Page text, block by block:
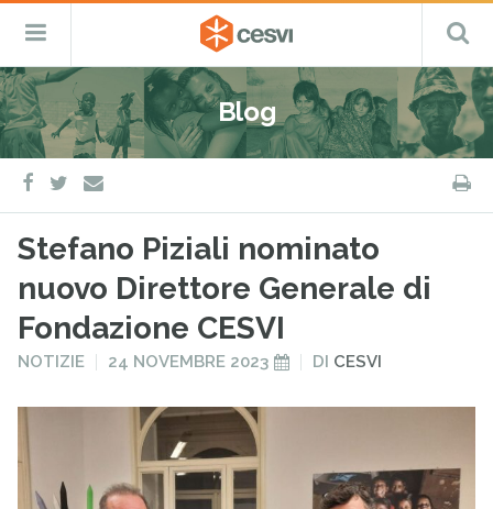
Salta
al
contenuto
CESVI
Fondazione
–
ETS
Cooperazione,
Emergenza
e
Sviluppo
Menu
Blog
facebook
twitter
e-
mail
Stefano Piziali nominato
nuovo Direttore Generale di
Fondazione CESVI
PUBBLICATO
NOTIZIE
PUBBLICATO
24 NOVEMBRE 2023 DI CESVI